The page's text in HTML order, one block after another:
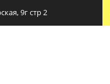
9г стр 2